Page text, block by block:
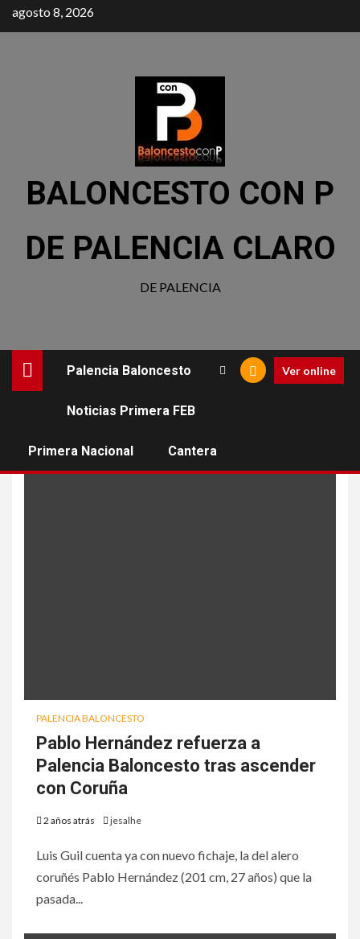
agosto 8, 2026
BALONCESTO CON P
DE PALENCIA CLARO
DE PALENCIA
Palencia Baloncesto
Noticias Primera FEB
Primera Nacional Cantera
Ver online
PALENCIA BALONCESTO
Pablo Hernández refuerza a
Palencia Baloncesto tras ascender
con Coruña
2 años atrás jesalhe
Luis Guil cuenta ya con nuevo fichaje, la del alero
coruñés Pablo Hernández (201 cm, 27 años) que la
pasada...